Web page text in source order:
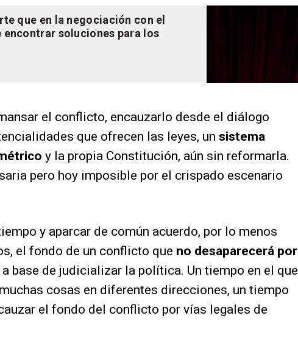
que en la negociación con el
encontrar soluciones para los
el conflicto, encauzarlo desde el diálogo
que ofrecen las leyes, un sistema
y la propia Constitución, aún sin reformarla.
pero hoy imposible por el crispado escenario
y aparcar de común acuerdo, por lo menos
el fondo de un conflicto que no desaparecerá por
a base de judicializar la política. Un tiempo en el que
cosas en diferentes direcciones, un tiempo
el fondo del conflicto por vías legales de